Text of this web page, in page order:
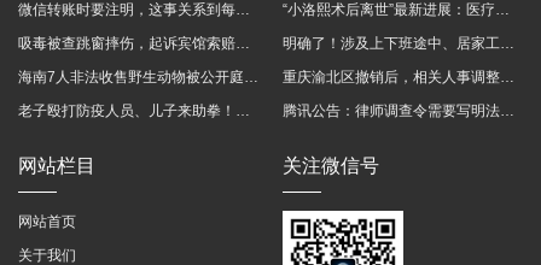
微信转账时要注明，这事关系到每个人……
吸毒被查跳窗摔伤，起诉宾馆索赔，法院这样判！
海南7人非法收售野生动物被公开庭审 涉案金额2100多万
老子殴打防疫人员、儿子来助拳！均被判刑
“小洛熙术后离世”最新进展：医疗事故鉴定已启动
明确了！涉及上下班途中、居家工作等，这些情形可认定工伤→
重庆渝北区撤销后，相关人事调整再披露
腾讯公告：律师调查令需要写明法官手机号，2025年12月31日后施行
网站栏目
网站首页
关于我们
关注微信号